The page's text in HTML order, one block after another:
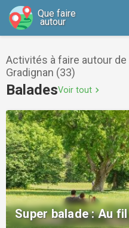
Que faire
autour
Activités à faire autour de
Gradignan (33)
BaladesVoir tout chevron_right
Super balade : Au